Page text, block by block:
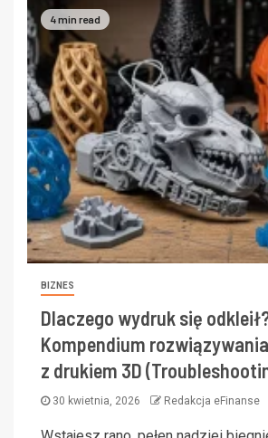
4 min read
BIZNES
Dlaczego wydruk się
Kompendium
z drukiem 3D
30 kwietnia, 2026 Redakcja eFinanse